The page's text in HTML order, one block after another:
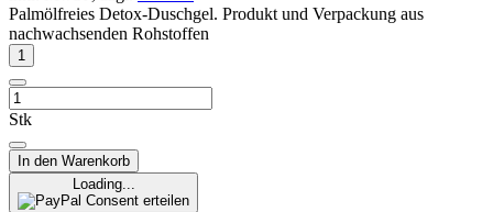
Palmölfreies Detox-Duschgel. Produkt und Verpackung aus
nachwachsenden Rohstoffen
Stk
In den Warenkorb
Loading...
Consent erteilen